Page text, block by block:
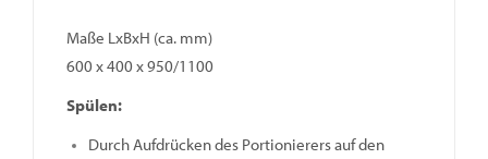
Maße LxBxH (ca. mm)
600 x 400 x 950/1100
Spülen:
Durch Aufdrücken des Portionierers auf den